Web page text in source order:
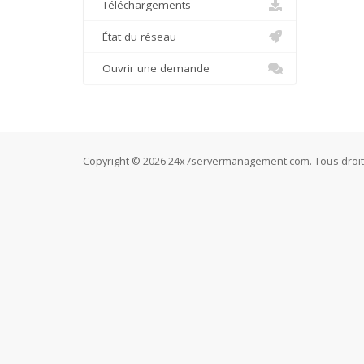
Téléchargements
État du réseau
Ouvrir une demande
Copyright © 2026 24x7servermanagement.com. Tous